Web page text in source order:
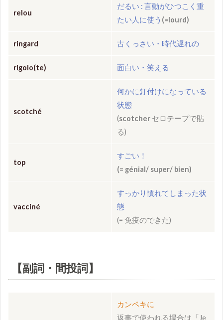
relou
だるい : 言動がひつこく重
たい人に使う (=lourd)
ringard 古くっさい・時代遅れの
rigolo(te) 面白い・笑える
scotché
何かに釘付けになっている
状態
(scotcher セロテープで貼
る)
top
すごい！
(= génial/ super/ bien)
vacciné
すっかり慣れてしまった状
態
(= 免疫のできた)
【副詞・間投詞】
カンペキに
返事で使われる場合は「Je